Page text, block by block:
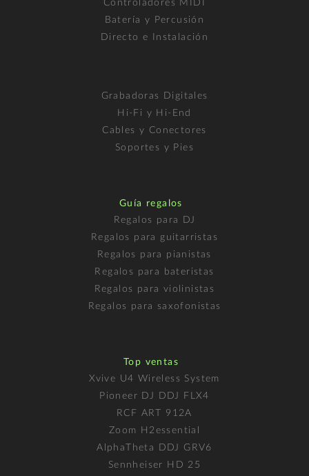
Controladores MIDI
Batería y Percusión
Directo e Instalación
Grabadoras Digitales
Hi-Fi y Hi-End
Cables y Conectores
Soportes y Pies
Guía regalos
Regalos para DJ
Regalos para guitarristas
Regalos para pianistas
Regalos para bateristas
Regalos para violinistas
Regalos para saxofonistas
Top ventas
Xvive U4 Wireless System
Pioneer DJ DDJ FLX4
RCF ART 912A
Zoom H2essential
AlphaTheta DDJ GRV6
Sennheiser HD 25